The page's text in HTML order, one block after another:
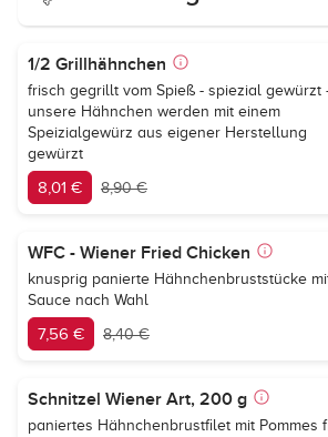
1/2 Grillhähnchen
frisch gegrillt vom Spieß - spiezial gewürzt
unsere Hähnchen werden mit einem
Speizialgewürz aus eigener Herstellung
gewürzt
8,01 € 8,90 €
WFC - Wiener Fried Chicken
knusprig panierte Hähnchenbruststücke
Sauce nach Wahl
7,56 € 8,40 €
Schnitzel Wiener Art, 200 g
paniertes Hähnchenbrustfilet mit Pommes